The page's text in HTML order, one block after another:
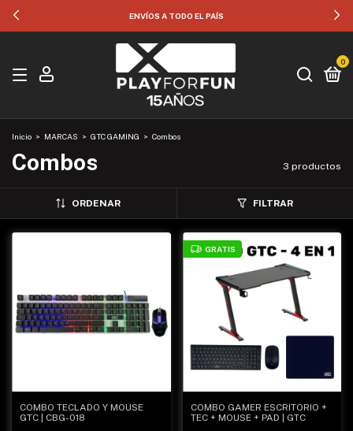
ENVÍOS A TODO EL PAÍS
0
Inicio > MARCAS > GTC GAMING > Combos
Combos 3 productos
ORDENAR FILTRAR
COMBO TECLADO Y MOUSE
GTC | CBG-018
GRATIS
COMBO GAMER ESCRITORIO +
TEC + MOUSE + PAD | GTC